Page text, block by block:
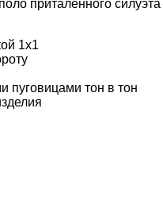
приталенного силуэта
1х1
пуговицами тон в тон